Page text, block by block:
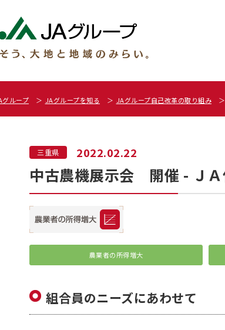
グループ JAグループを知る JAグループ自己改革の取り組み
三重県 2022.02.22
中古農機展示会 開催 - Ｊ
農業者の所得増大
組合員のニーズにあわせて